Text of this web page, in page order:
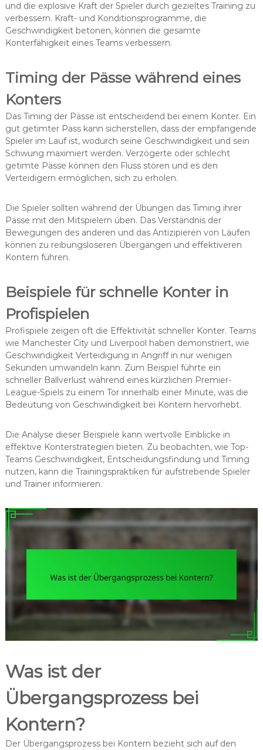
und die explosive Kraft der Spieler durch gezieltes Training zu
verbessern. Kraft- und Konditionsprogramme, die
Geschwindigkeit betonen, können die gesamte
Konterfähigkeit eines Teams verbessern.
Timing der Pässe während eines
Konters
Das Timing der Pässe ist entscheidend bei einem Konter. Ein
gut getimter Pass kann sicherstellen, dass der empfangende
Spieler im Lauf ist, wodurch seine Geschwindigkeit und sein
Schwung maximiert werden. Verzögerte oder schlecht
getimte Pässe können den Fluss stören und es den
Verteidigern ermöglichen, sich zu erholen.
Die Spieler sollten während der Übungen das Timing ihrer
Pässe mit den Mitspielern üben. Das Verständnis der
Bewegungen des anderen und das Antizipieren von Läufen
können zu reibungsloseren Übergängen und effektiveren
Kontern führen.
Beispiele für schnelle Konter in
Profispielen
Profispiele zeigen oft die Effektivität schneller Konter. Teams
wie Manchester City und Liverpool haben demonstriert, wie
Geschwindigkeit Verteidigung in Angriff in nur wenigen
Sekunden umwandeln kann. Zum Beispiel führte ein
schneller Ballverlust während eines kürzlichen Premier-
League-Spiels zu einem Tor innerhalb einer Minute, was die
Bedeutung von Geschwindigkeit bei Kontern hervorhebt.
Die Analyse dieser Beispiele kann wertvolle Einblicke in
effektive Konterstrategien bieten. Zu beobachten, wie Top-
Teams Geschwindigkeit, Entscheidungsfindung und Timing
nutzen, kann die Trainingspraktiken für aufstrebende Spieler
und Trainer informieren.
Was ist der
Übergangsprozess bei
Kontern?
Der Übergangsprozess bei Kontern bezieht sich auf den